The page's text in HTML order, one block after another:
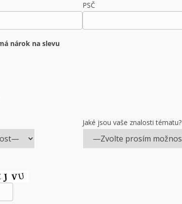
PSČ
nárok na slevu
Jaké jsou vaše znalosti tématu?